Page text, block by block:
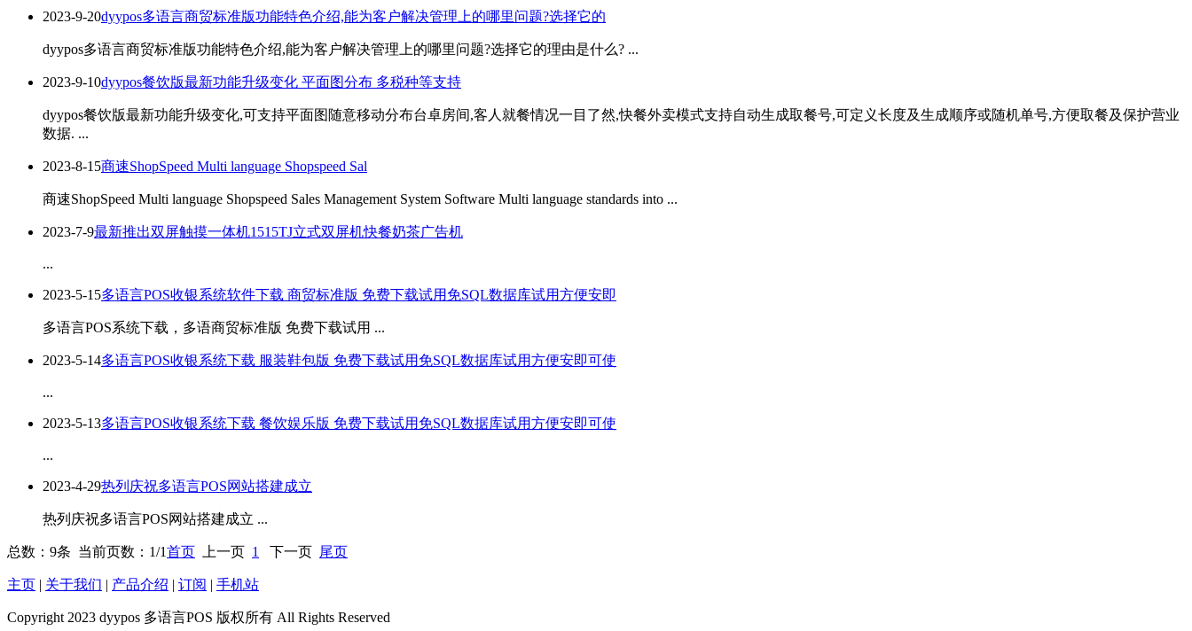
2023-9-20dyypos多语言商贸标准版功能特色介绍,能为客户解决管理上的哪里问题?选择它的
dyypos多语言商贸标准版功能特色介绍,能为客户解决管理上的哪里问题?选择它的理由是什么? ...
2023-9-10dyypos餐饮版最新功能升级变化 平面图分布 多税种等支持
dyypos餐饮版最新功能升级变化,可支持平面图随意移动分布台卓房间,客人就餐情况一目了然,快餐外卖模式支持自动生成取餐号,可定义长度及生成顺序或随机单号,方便取餐及保护营业
数据. ...
2023-8-15商速ShopSpeed Multi language Shopspeed Sal
商速ShopSpeed Multi language Shopspeed Sales Management System Software Multi language standards into ...
2023-7-9最新推出双屏触摸一体机1515TJ立式双屏机快餐奶茶广告机
...
2023-5-15多语言POS收银系统软件下载 商贸标准版 免费下载试用免SQL数据库试用方便安即
多语言POS系统下载，多语商贸标准版 免费下载试用 ...
2023-5-14多语言POS收银系统下载 服装鞋包版 免费下载试用免SQL数据库试用方便安即可使
...
2023-5-13多语言POS收银系统下载 餐饮娱乐版 免费下载试用免SQL数据库试用方便安即可使
...
2023-4-29热列庆祝多语言POS网站搭建成立
热列庆祝多语言POS网站搭建成立 ...
总数：9条 当前页数： 1/1首页 上一页 1 下一页 尾页
主页 | 关于我们 | 产品介绍 | 订阅 | 手机站
Copyright 2023 dyypos 多语言POS 版权所有 All Rights Reserved